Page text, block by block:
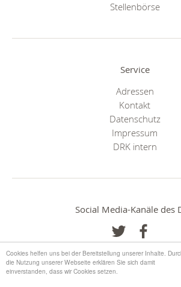
Cookies helfen uns bei der Bereitstellung unserer Inhalte.
die Nutzung unserer Webseite erklären Sie sich damit
einverstanden, dass wir Cookies setzen.
Stellenbörse
Service
Adressen
Kontakt
Datenschutz
Impressum
DRK intern
Social Media-Kanäle des